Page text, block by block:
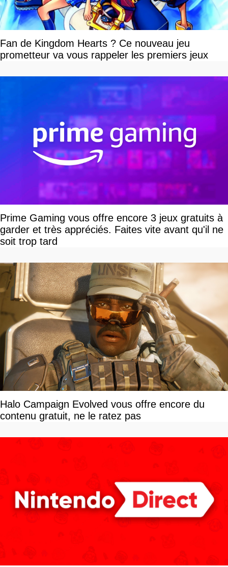
Fan de Kingdom Hearts ? Ce nouveau jeu
prometteur va vous rappeler les premiers jeux
Prime Gaming vous offre encore 3 jeux gratuits à
garder et très appréciés. Faites vite avant qu'il ne
soit trop tard
Halo Campaign Evolved vous offre encore du
contenu gratuit, ne le ratez pas